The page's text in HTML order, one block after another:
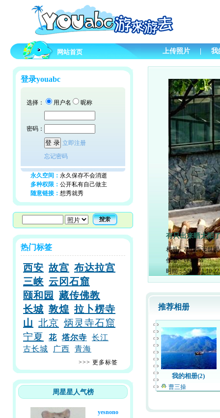
网站首页 上传照片 | 我
登录youabc
选择： 用户名 昵称
密码：
立即注册
忘记密码
永久空间： 永久保存不会消逝
多种权限： 公开私有自己做主
随意链接： 想秀就秀
热门标签
西安 故宫 布达拉宫
三峡 云冈石窟
颐和园
藏传佛教
长城 敦煌 拉卜楞寺
山 北京 炳灵寺石窟
宁夏
花 塔尔寺
长江
古长城
广西 青海
>>> 更多标签
周星星人气榜
yesnono
有只出来晒太阳
相册：2011西安世
作者：yesnono
时间：5/9/2011
推荐相册
我的相册(2)
曹三操